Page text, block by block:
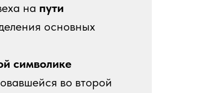
на пути
основных
символике
во второй